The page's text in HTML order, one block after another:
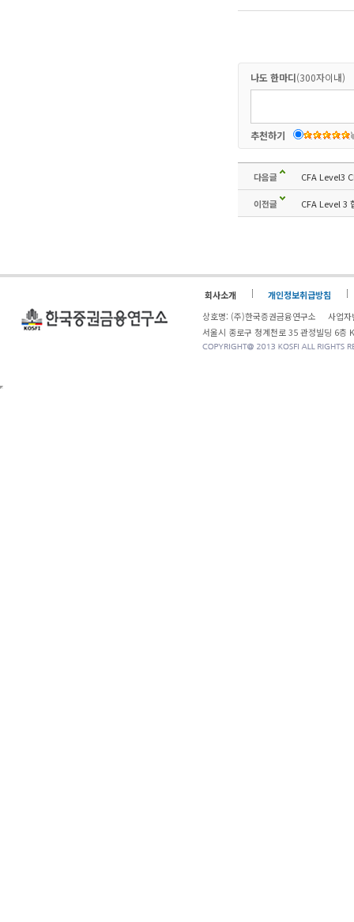
나도 한마디(300자이내)
추천하기
다음글 CFA Level3
이전글 CFA Level 3
회사소개
개인정보취급방침
상호명: (주)한국증권금융연구소 사업
서울시 종로구 청계천로 35 관정빌딩